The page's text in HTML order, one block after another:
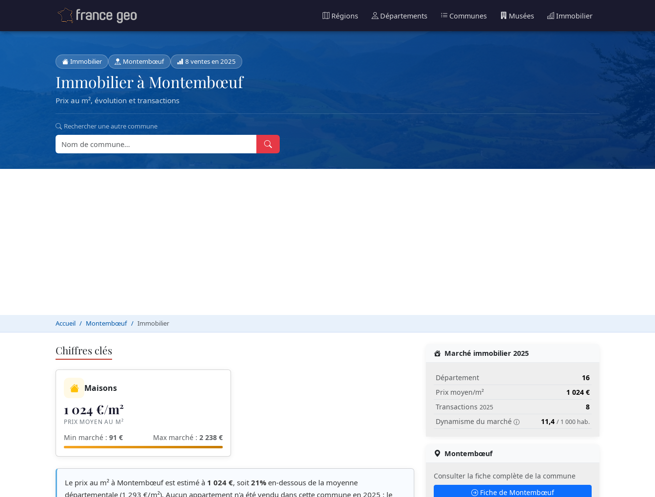
Régions Départements Communes Musées Immobilier
Immobilier Montembœuf 8 ventes en 2025
Immobilier à Montembœuf
Prix au m², évolution et transactions
Rechercher une autre commune
Accueil Montembœuf Immobilier
Chiffres clés
Maisons
1 024 €/m²
PRIX MOYEN AU M²
Min marché : 91 € Max marché : 2 238 €
Le prix au m² à Montembœuf est estimé à 1 024 €, soit 21% en-dessous de la moyenne
départementale (1 293 €/m²). Aucun appartement n'a été vendu dans cette commune en 2025 ; le
Marché immobilier 2025
Département
16
Prix moyen/m²
1 024 €
Transactions 2025
8
Dynamisme du marché
11,4 / 1 000 hab.
Montembœuf
Consulter la fiche complète de la commune
Fiche de Montembœuf